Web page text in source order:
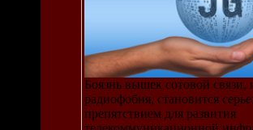
Боязнь вышек сотовой связи,
радиофобия, становится
препятствием для развития